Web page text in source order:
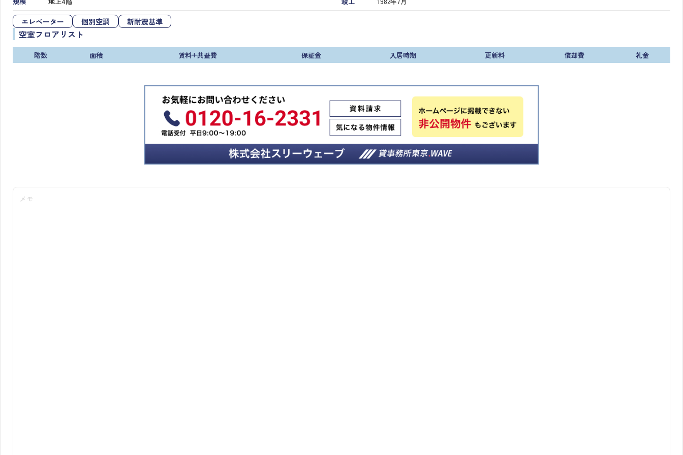
エレベーター 個別空調 新耐震基準
空室フロアリスト
階数 面積 賃料+共益費 保証金 入居時期 更新料 償却費 礼金
メモ